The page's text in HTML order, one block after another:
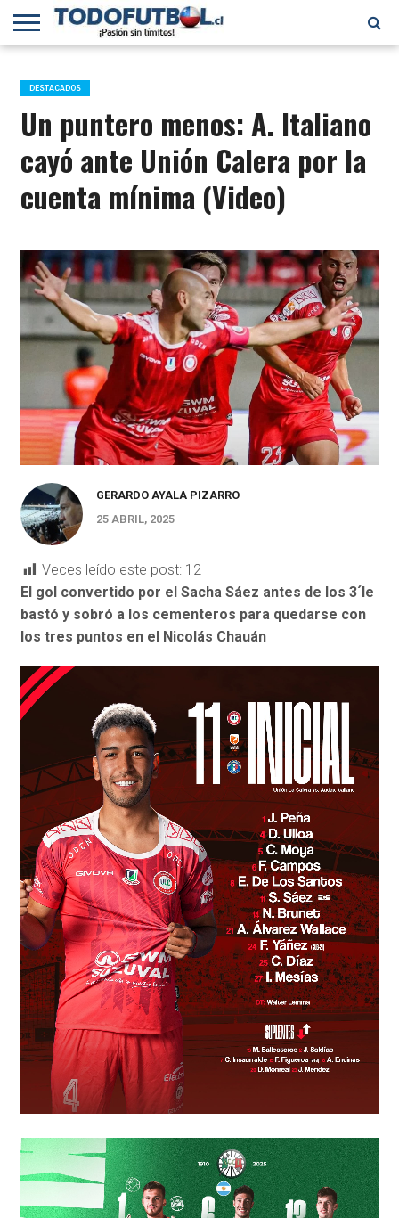
PRIMERA
B
SELECCIÓN
CHILENA
CHILENOS
EN EL
MUNDO
FÚTBOL
INTERNACIONAL
DESTACADOS
Un puntero menos: A. Italiano
cayó ante Unión Calera por la
cuenta mínima (Video)
GERARDO AYALA PIZARRO
25 ABRIL, 2025
Veces leído este post: 12
El gol convertido por el Sacha Sáez antes de los 3´le
bastó y sobró a los cementeros para quedarse con
los tres puntos en el Nicolás Chauán